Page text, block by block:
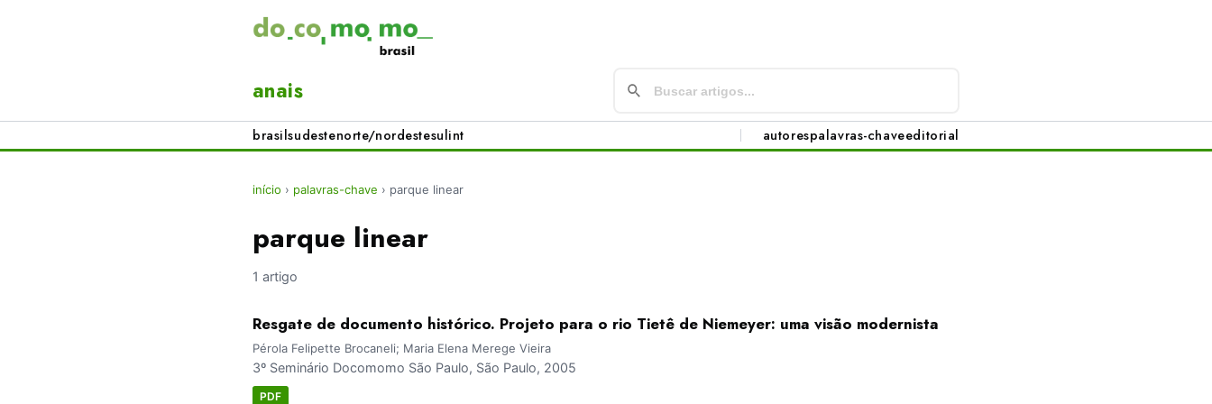
anais
brasilsudestenorte/nordestesulint autorespalavras-chaveeditorial
início › palavras-chave › parque linear
parque linear
1 artigo
Resgate de documento histórico. Projeto para o rio Tietê de Niemeyer: uma visão modernista
Pérola Felipette Brocaneli; Maria Elena Merege Vieira
3º Seminário Docomomo São Paulo, São Paulo, 2005
PDF